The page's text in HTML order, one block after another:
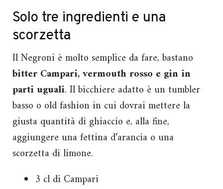
Solo tre ingredienti e una
scorzetta
Il Negroni è molto semplice da fare, bastano
bitter Campari, vermouth rosso e gin in
parti uguali. Il bicchiere adatto è un tumbler
basso o old fashion in cui dovrai mettere la
giusta quantità di ghiaccio e, alla fine,
aggiungere una fettina d’arancia o una
scorzetta di limone.
3 cl di Campari